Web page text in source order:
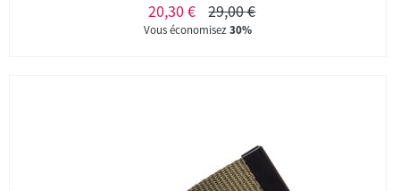
20,30 € 29,00 €
Vous économisez30%